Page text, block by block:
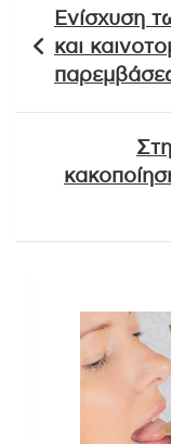
άρθρων
Ενίσχυση
και